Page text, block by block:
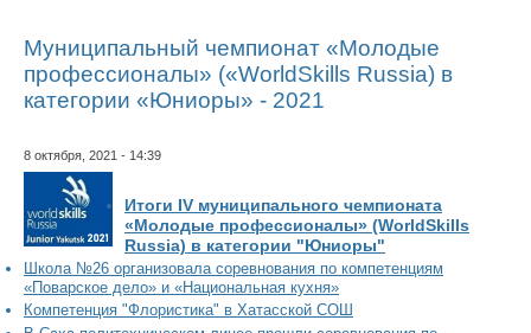
Муниципальный чемпионат «Молодые
профессионалы» («WorldSkills Russia) в
категории «Юниоры» - 2021
8 октября, 2021 - 14:39
Итоги IV муниципального чемпионата
«Молодые профессионалы» (WorldSkills
Russia) в категории "Юниоры"
Школа №26 организовала соревнования по компетенциям
«Поварское дело» и «Национальная кухня»
Компетенция "Флористика" в Хатасской СОШ